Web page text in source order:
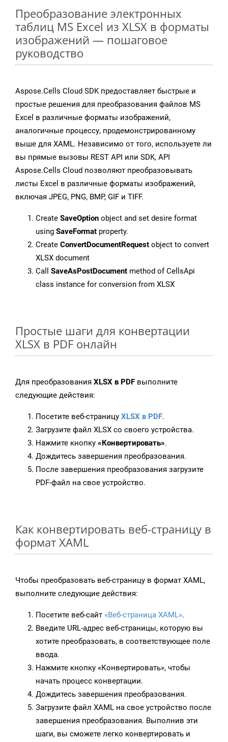
Преобразование электронных
таблиц MS Excel из XLSX в форматы
изображений — пошаговое
руководство
Aspose.Cells Cloud SDK предоставляет быстрые и
простые решения для преобразования файлов MS
Excel в различные форматы изображений,
аналогичные процессу, продемонстрированному
выше для XAML. Независимо от того, используете ли
вы прямые вызовы REST API или SDK, API
Aspose.Cells Cloud позволяют преобразовывать
листы Excel в различные форматы изображений,
включая JPEG, PNG, BMP, GIF и TIFF.
Create SaveOption object and set desire format
using SaveFormat property.
Create ConvertDocumentRequest object to convert
XLSX document
Call SaveAsPostDocument method of CellsApi
class instance for conversion from XLSX
Простые шаги для конвертации
XLSX в PDF онлайн
Для преобразования XLSX в PDF выполните
следующие действия:
Посетите веб-страницу XLSX в PDF.
Загрузите файл XLSX со своего устройства.
Нажмите кнопку «Конвертировать».
Дождитесь завершения преобразования.
После завершения преобразования загрузите
PDF-файл на свое устройство.
Как конвертировать веб-страницу в
формат XAML
Чтобы преобразовать веб-страницу в формат XAML,
выполните следующие действия:
Посетите веб-сайт «Веб-страница XAML».
Введите URL-адрес веб-страницы, которую вы
хотите преобразовать, в соответствующее поле
ввода.
Нажмите кнопку «Конвертировать», чтобы
начать процесс конвертации.
Дождитесь завершения преобразования.
Загрузите файл XAML на свое устройство после
завершения преобразования. Выполнив эти
шаги, вы сможете легко конвертировать и